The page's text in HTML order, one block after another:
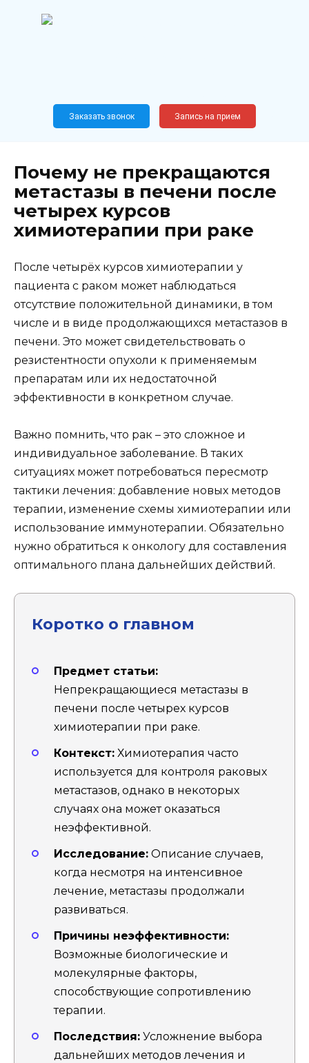
Новослободская, 62, к12
Заказать звонок Запись на прием
Почему не прекращаются
метастазы в печени после
четырех курсов
химиотерапии при раке
После четырёх курсов химиотерапии у
пациента с раком может наблюдаться
отсутствие положительной динамики, в том
числе и в виде продолжающихся метастазов в
печени. Это может свидетельствовать о
резистентности опухоли к применяемым
препаратам или их недостаточной
эффективности в конкретном случае.
Важно помнить, что рак – это сложное и
индивидуальное заболевание. В таких
ситуациях может потребоваться пересмотр
тактики лечения: добавление новых методов
терапии, изменение схемы химиотерапии или
использование иммунотерапии. Обязательно
нужно обратиться к онкологу для составления
оптимального плана дальнейших действий.
Коротко о главном
Предмет статьи:
Непрекращающиеся метастазы в
печени после четырех курсов
химиотерапии при раке.
Контекст: Химиотерапия часто
используется для контроля раковых
метастазов, однако в некоторых
случаях она может оказаться
неэффективной.
Исследование: Описание случаев,
когда несмотря на интенсивное
лечение, метастазы продолжали
развиваться.
Причины неэффективности:
Возможные биологические и
молекулярные факторы,
способствующие сопротивлению
терапии.
Последствия: Усложнение выбора
дальнейших методов лечения и